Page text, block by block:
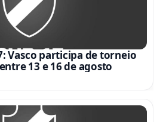
Vasco participa de torneio
13 e 16 de agosto